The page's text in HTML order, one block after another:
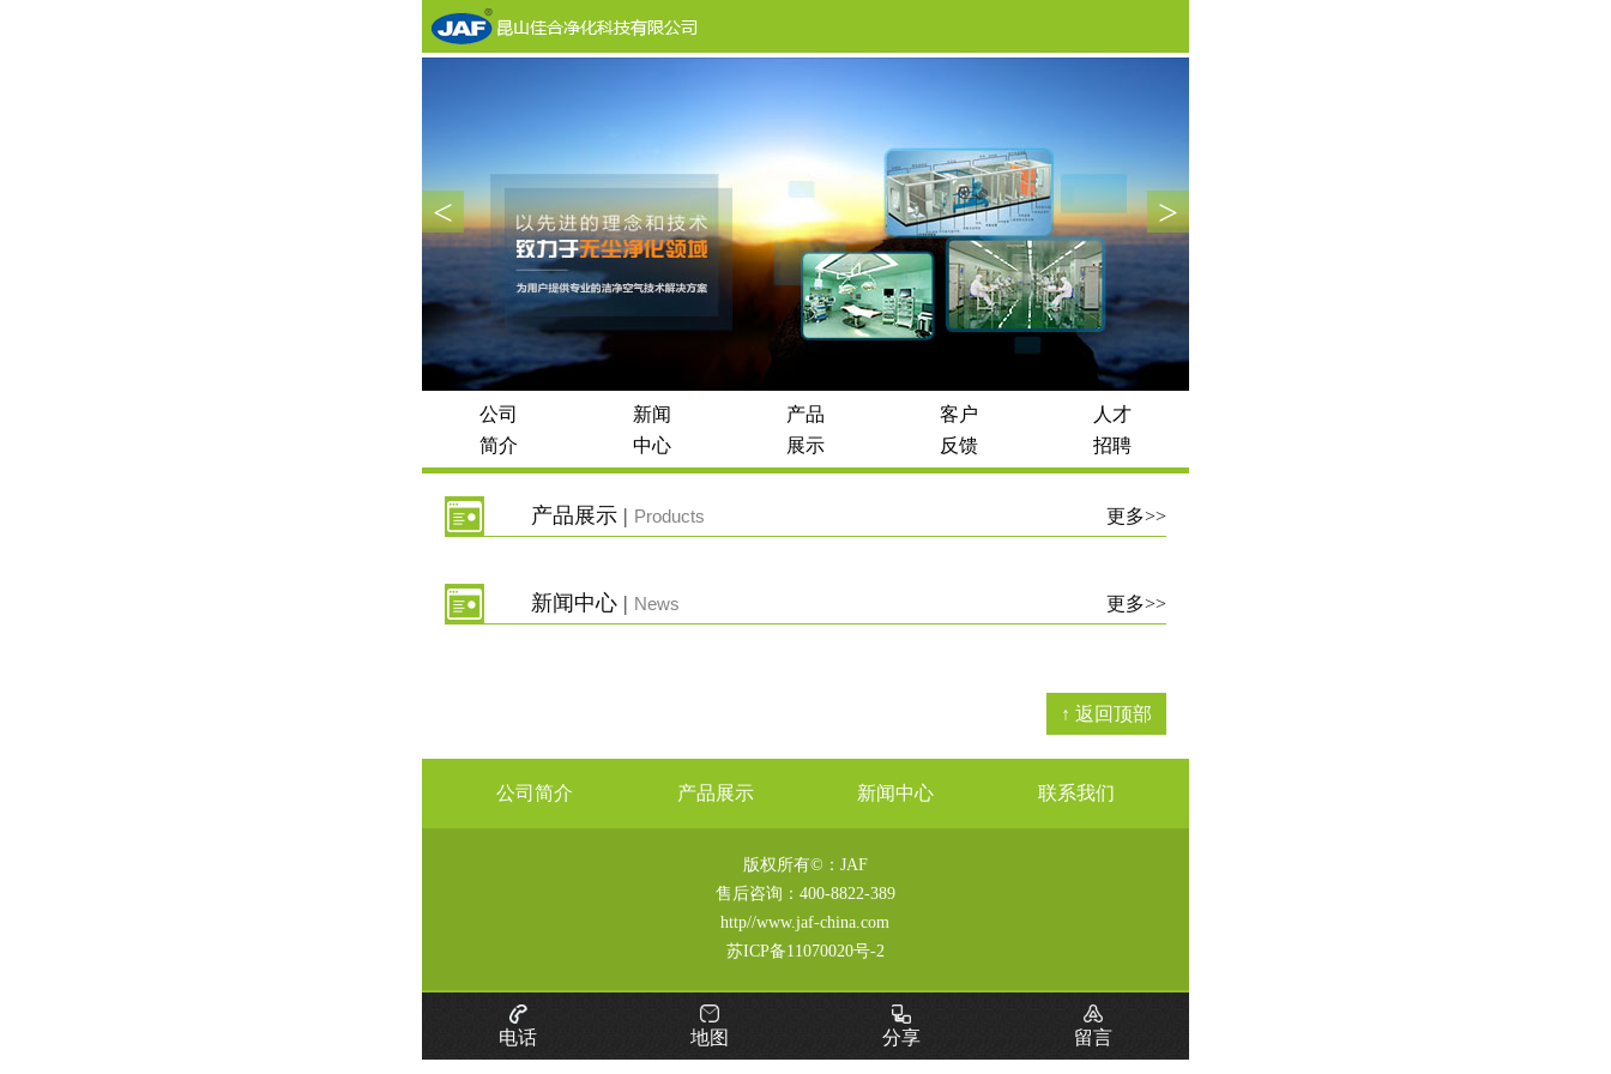
< >
公司
简介
新闻
中心
产品
展示
客户
反馈
人才
招聘
更多>>
产品展示 | Products
更多>>
新闻中心 | News
↑ 返回顶部
公司简介 产品展示 新闻中心 联系我们
版权所有©：JAF
售后咨询： 400-8822-389
http//www.jaf-china.com
苏ICP备11070020号-2
电话 地图 分享 留言